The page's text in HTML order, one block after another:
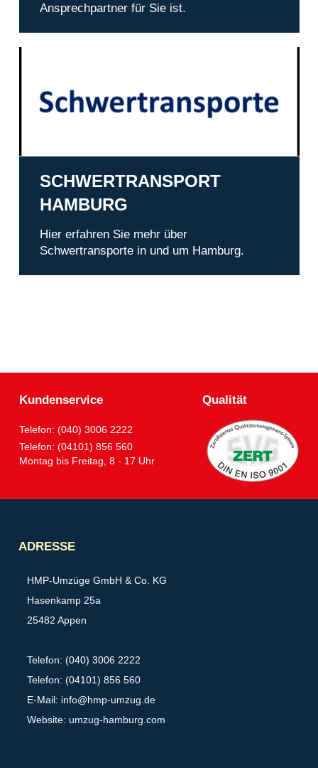
Ansprechpartner für Sie ist.
SCHWERTRANSPORT
HAMBURG
Hier erfahren Sie mehr über
Schwertransporte in und um Hamburg.
Kundenservice
Telefon: (040) 3006 2222
Telefon: (04101) 856 560
Montag bis Freitag, 8 - 17 Uhr
Qualität
ADRESSE
HMP-Umzüge GmbH & Co. KG
Hasenkamp 25a
25482 Appen
Telefon: (040) 3006 2222
Telefon: (04101) 856 560
E-Mail: info@hmp-umzug.de
Website: umzug-hamburg.com